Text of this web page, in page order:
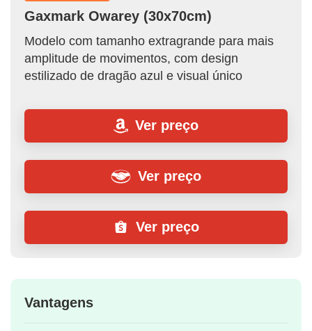
‎Gaxmark Owarey (30x70cm)
Modelo com tamanho extragrande para mais
amplitude de movimentos, com design
estilizado de dragão azul e visual único
Ver preço
Ver preço
Ver preço
Vantagens